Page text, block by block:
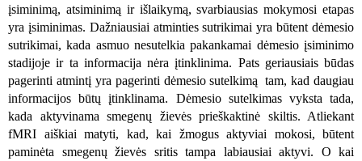
įsiminimą, atsiminimą ir išlaikymą, svarbiausias mokymosi etapas
yra įsiminimas. Dažniausiai atminties sutrikimai yra būtent dėmesio
sutrikimai, kada asmuo nesutelkia pakankamai dėmesio įsiminimo
stadijoje ir ta informacija nėra įtinklinima. Pats geriausiais būdas
pagerinti atmintį yra pagerinti dėmesio sutelkimą tam, kad daugiau
informacijos būtų įtinklinama. Dėmesio sutelkimas vyksta tada,
kada aktyvinama smegenų žievės prieškaktinė skiltis. Atliekant
fMRI aiškiai matyti, kad, kai žmogus aktyviai mokosi, būtent
paminėta smegenų žievės sritis tampa labiausiai aktyvi. O kai